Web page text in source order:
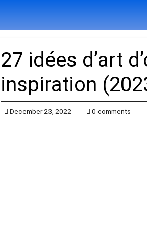
27 idées d’art
inspiration
December 23, 2022 0 comments